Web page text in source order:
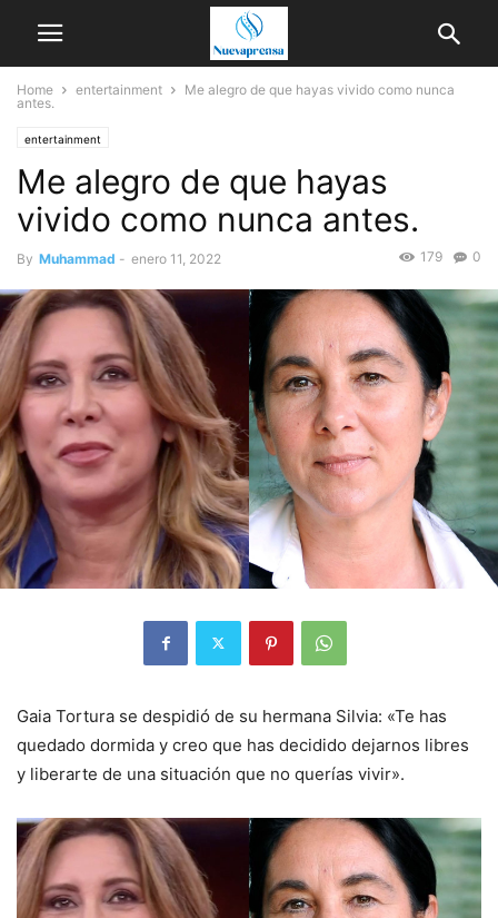
Home entertainment
Me alegro de que hayas vivido como nunca
antes.
entertainment
Me alegro de que hayas
vivido como nunca antes.
By Muhammad - enero 11, 2022 0
179
Gaia Tortura se despidió de su hermana Silvia: «Te has
quedado dormida y creo que has decidido dejarnos libres
y liberarte de una situación que no querías vivir».